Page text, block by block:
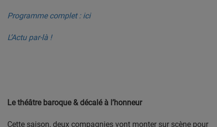
Programme complet : ici
L’Actu par-là !
Le théâtre baroque & décalé à l’honneur
Cette saison, deux compagnies vont monter sur scène pour